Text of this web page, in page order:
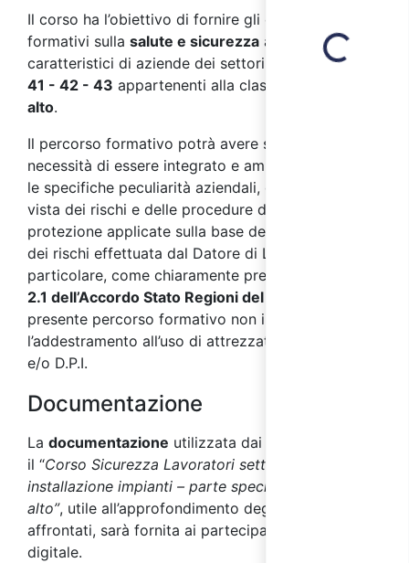
Il corso ha l’obiettivo di fornire gli elementi
formativi sulla salute e sicurezza ai lavoratori,
caratteristici di aziende dei settori
ATECO 2007 F
41 - 42 - 43 appartenenti alla classe di
alto.
Il percorso formativo potrà avere successivamente
necessità di essere integrato e ampliato secondo
le specifiche peculiarità aziendali, dal punto di
vista dei rischi e delle procedure di prevenzione e
protezione applicate sulla base della valutazione
dei rischi effettuata dal Datore di Lavoro. In
particolare, come chiaramente precisato dal
2.1 dell’Accordo Stato Regioni del 17/04/2025
presente percorso formativo non include
l’addestramento all’uso di attrezzature di lavoro
e/o D.P.I.
Documentazione
La documentazione utilizzata dai docenti durante
il “Corso Sicurezza Lavoratori settore costruzioni,
installazione impianti – parte specifica rischio
alto”, utile all’approfondimento degli argomenti
affrontati, sarà fornita ai partecipanti in formato
digitale.
Loading...